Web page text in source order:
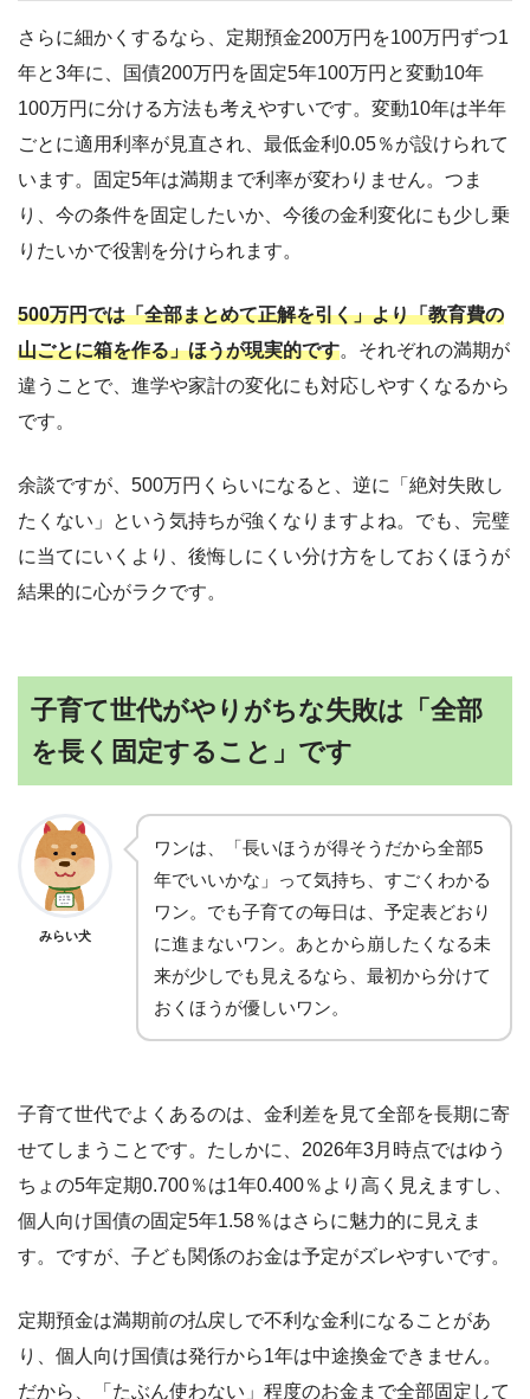
さらに細かくするなら、定期預金200万円を100万円ずつ1
年と3年に、国債200万円を固定5年100万円と変動10年
100万円に分ける方法も考えやすいです。変動10年は半年
ごとに適用利率が見直され、最低金利0.05％が設けられて
います。固定5年は満期まで利率が変わりません。つま
り、今の条件を固定したいか、今後の金利変化にも少し乗
りたいかで役割を分けられます。
500万円では「全部まとめて正解を引く」より「教育費の
山ごとに箱を作る」ほうが現実的です。それぞれの満期が
違うことで、進学や家計の変化にも対応しやすくなるから
です。
余談ですが、500万円くらいになると、逆に「絶対失敗し
たくない」という気持ちが強くなりますよね。でも、完璧
に当てにいくより、後悔しにくい分け方をしておくほうが
結果的に心がラクです。
子育て世代がやりがちな失敗は「全部
を長く固定すること」です
みらい犬
ワンは、「長いほうが得そうだから全部5
年でいいかな」って気持ち、すごくわかる
ワン。でも子育ての毎日は、予定表どおり
に進まないワン。あとから崩したくなる未
来が少しでも見えるなら、最初から分けて
おくほうが優しいワン。
子育て世代でよくあるのは、金利差を見て全部を長期に寄
せてしまうことです。たしかに、2026年3月時点ではゆう
ちょの5年定期0.700％は1年0.400％より高く見えますし、
個人向け国債の固定5年1.58％はさらに魅力的に見えま
す。ですが、子ども関係のお金は予定がズレやすいです。
定期預金は満期前の払戻しで不利な金利になることがあ
り、個人向け国債は発行から1年は中途換金できません。
だから、「たぶん使わない」程度のお金まで全部固定して